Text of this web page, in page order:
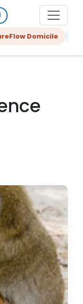
Domicile